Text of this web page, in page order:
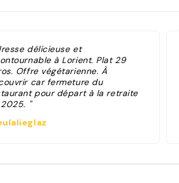
délicieuse et
à Lorient. Plat 29
Offre végétarienne. À
car fermeture du
pour départ à la retraite
"